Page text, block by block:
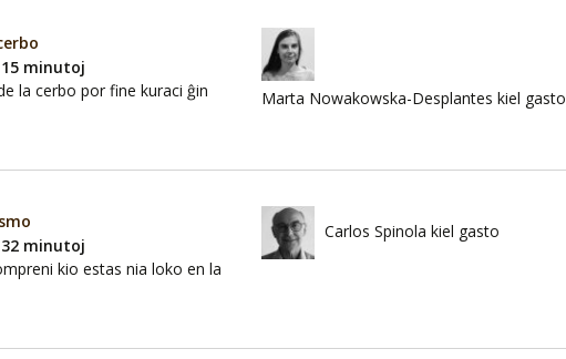
minutoj
la cerbo por fine kuraci ĝin
Marta Nowakowska-Desplantes kiel gasto
minutoj
kio estas nia loko en la
Carlos Spinola kiel gasto